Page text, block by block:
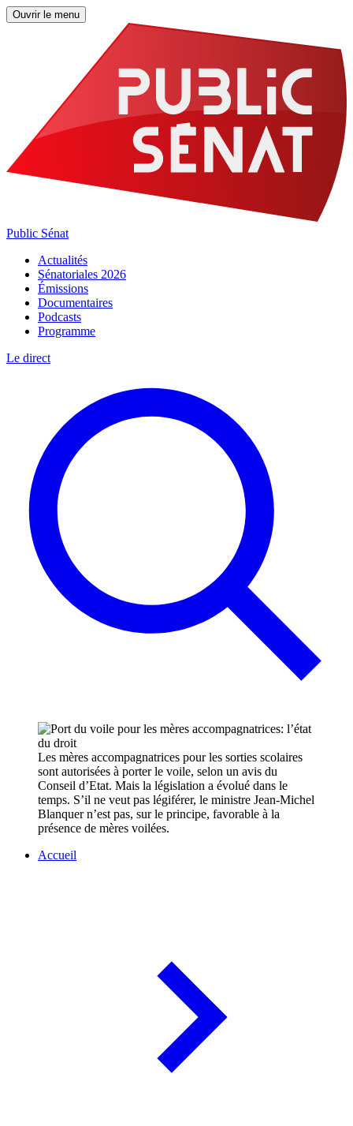
Ouvrir le menu
Public Sénat
Actualités
Sénatoriales 2026
Émissions
Documentaires
Podcasts
Programme
Le direct
Les mères accompagnatrices pour les sorties scolaires
sont autorisées à porter le voile, selon un avis du
Conseil d’Etat. Mais la législation a évolué dans le
temps. S’il ne veut pas légiférer, le ministre Jean-Michel
Blanquer n’est pas, sur le principe, favorable à la
présence de mères voilées.
Accueil